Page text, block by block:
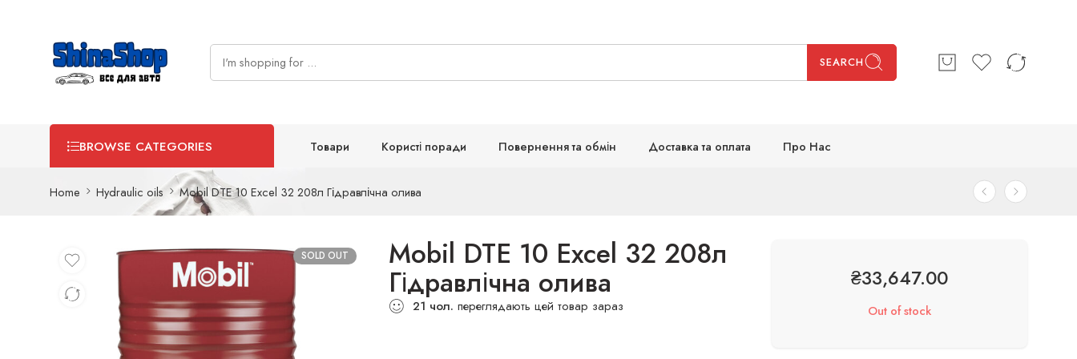
SEARCH
BROWSE CATEGORIES Товари Користі поради Повернення та обмін Доставка та оплата Про Нас
Home Hydraulic oils Mobil DTE 10 Excel 32 208л Гідравлічна олива
SOLD OUT Mobil DTE 10 Excel 32 208л
Гідравлічна олива
21 чол. переглядають цей товар зараз
₴33,647.00
Out of stock